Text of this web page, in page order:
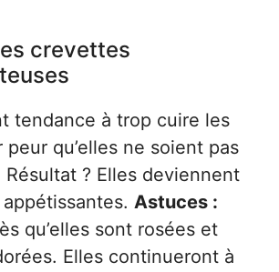
crevettes
tendance à trop cuire les
qu’elles ne soient pas
? Elles deviennent
Astuces :
qu’elles sont rosées et
Elles continueront à